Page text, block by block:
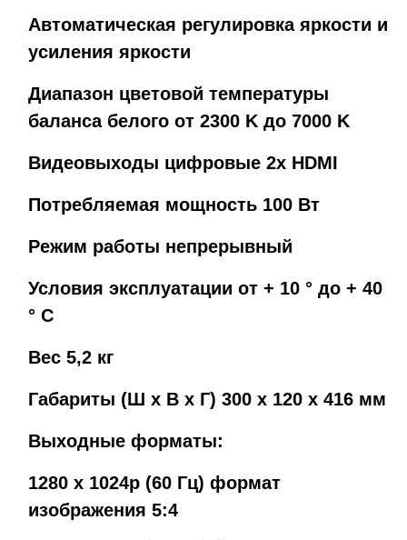
Автоматическая регулировка яркости и
усиления яркости
Диапазон цветовой температуры
баланса белого от 2300 K до 7000 K
Видеовыходы цифровые 2x HDMI
Потребляемая мощность 100 Вт
Режим работы непрерывный
Условия эксплуатации от + 10 ° до + 40
° С
Вес 5,2 кг
Габариты (Ш х В х Г) 300 x 120 x 416 мм
Выходные форматы:
1280 x 1024p (60 Гц) формат
изображения 5:4